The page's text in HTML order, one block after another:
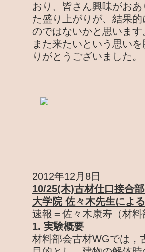
おり、皆さん興味がお
た盛り上がりが、結果
のではないかと思います
また来たいという思い
りがとうございました。
2012年12月8日
10/25(木)古材仕口接合
大学院 佐々木先生によ
速報＝佐々木康寿（材
1. 実験概要
材料部会古材WGでは，